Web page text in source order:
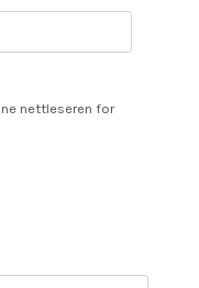
nettleseren for